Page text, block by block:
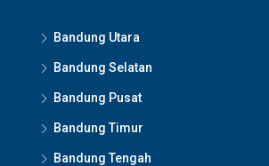
Bandung Utara
Bandung Selatan
Bandung Pusat
Bandung Timur
Bandung Tengah